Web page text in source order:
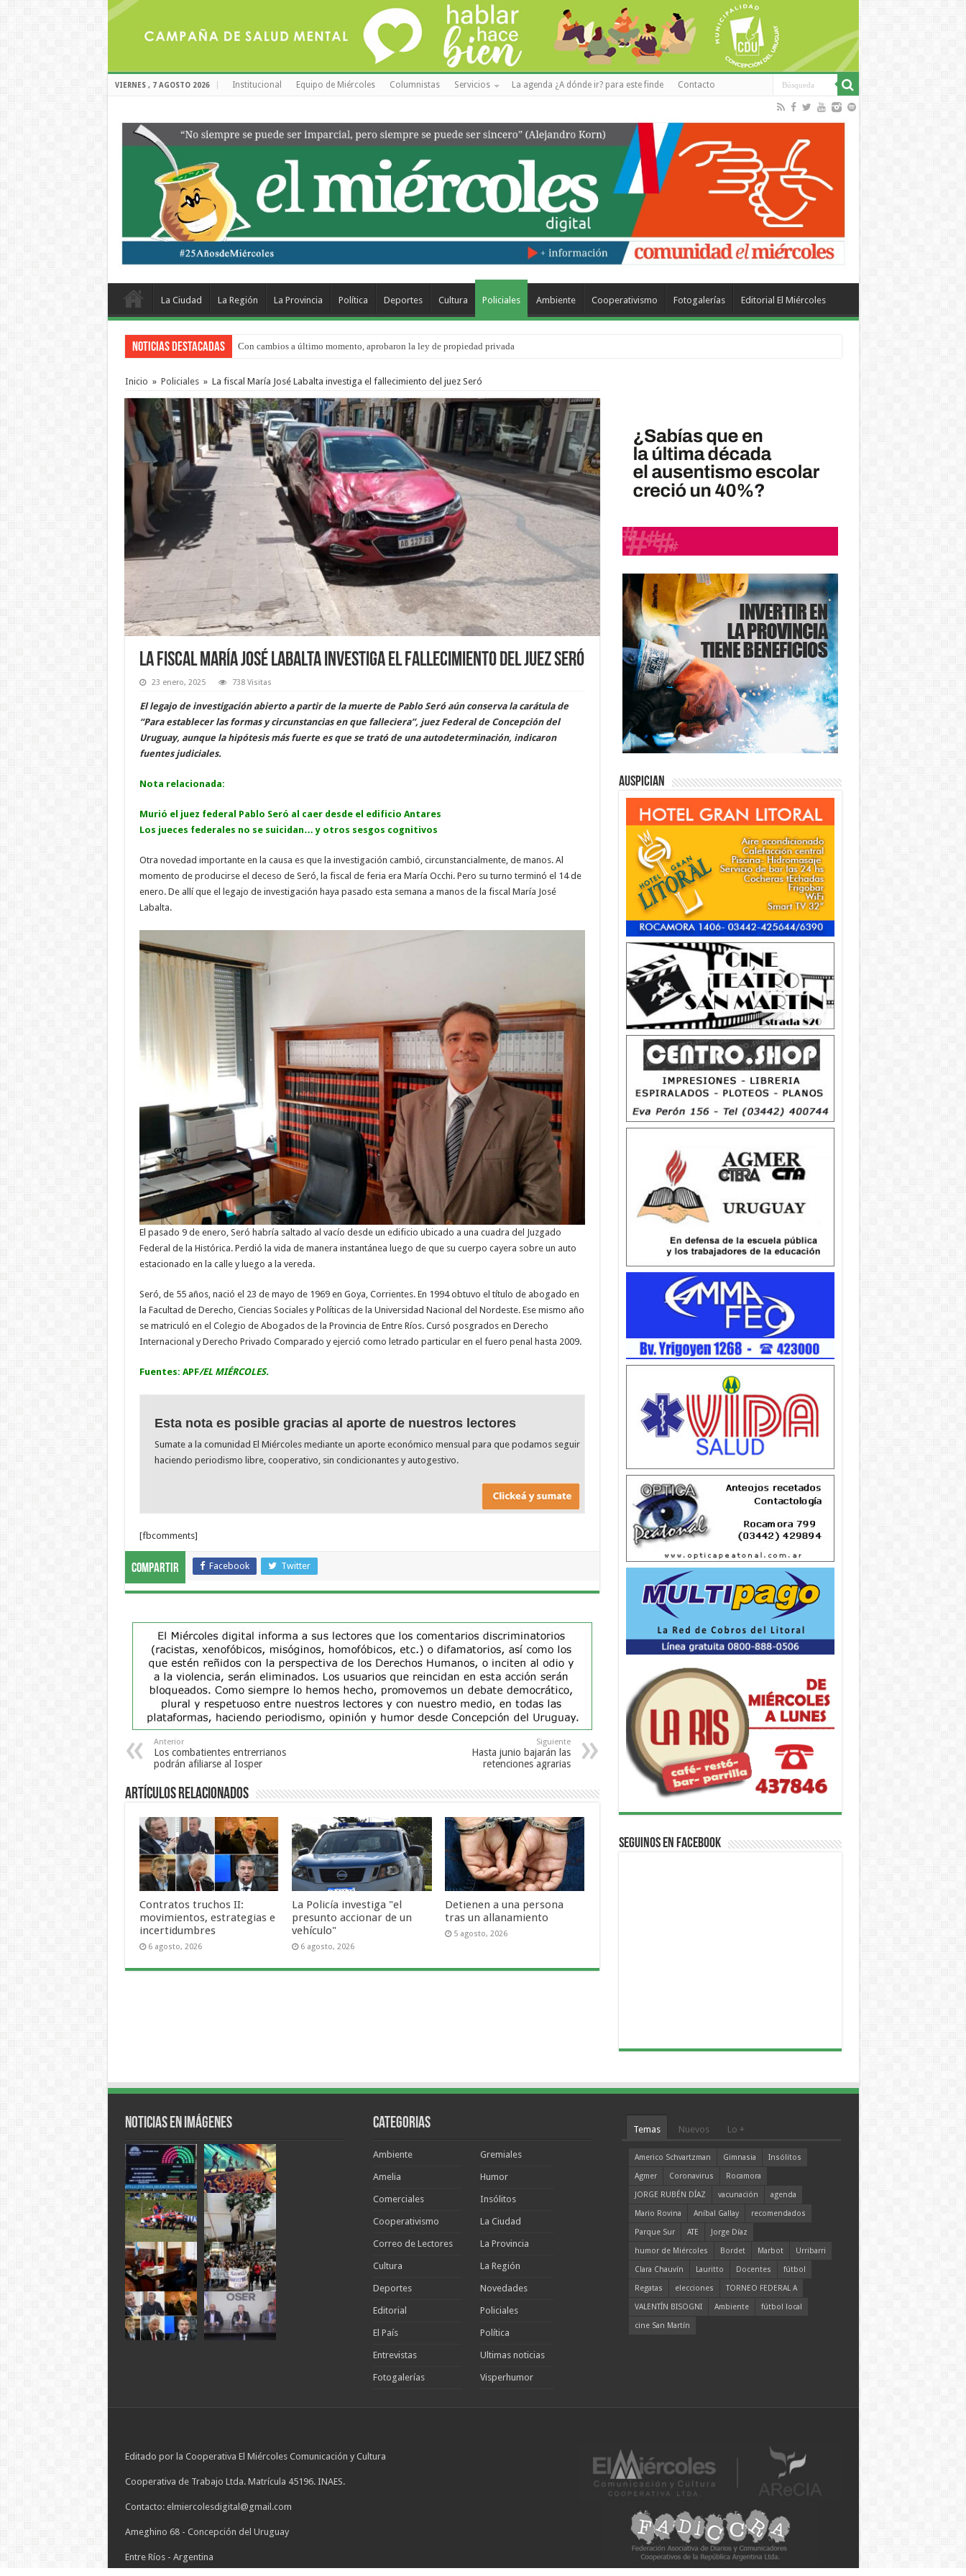
VIERNES , 7 AGOSTO 2026 Institucional Equipo de Miércoles Columnistas Servicios La agenda ¿A dónde ir? para este finde Contacto
La Ciudad La Región La Provincia Política Deportes Cultura Policiales Ambiente Cooperativismo Fotogalerías Editorial El Miércoles
Noticias Destacadas Con cambios a último momento, aprobaron la ley de propiedad privada
Del viernes 7 al domingo 9 de agosto: la agenda ¿A dónde ir? para este finde
Inicio » Policiales » La fiscal María José Labalta investiga el fallecimiento del juez Seró
La fiscal María José Labalta investiga el fallecimiento del juez Seró
23 enero, 2025 738 Visitas
El legajo de investigación abierto a partir de la muerte de Pablo Seró aún conserva la carátula de
“Para establecer las formas y circunstancias en que falleciera”, juez Federal de Concepción del
Uruguay, aunque la hipótesis más fuerte es que se trató de una autodeterminación, indicaron
fuentes judiciales.
Nota relacionada:
Murió el juez federal Pablo Seró al caer desde el edificio Antares
Los jueces federales no se suicidan… y otros sesgos cognitivos
Otra novedad importante en la causa es que la investigación cambió, circunstancialmente, de manos. Al
momento de producirse el deceso de Seró, la fiscal de feria era María Occhi. Pero su turno terminó el 14 de
enero. De allí que el legajo de investigación haya pasado esta semana a manos de la fiscal María José
Labalta.
El pasado 9 de enero, Seró habría saltado al vacío desde un edificio ubicado a una cuadra del Juzgado
Federal de la Histórica. Perdió la vida de manera instantánea luego de que su cuerpo cayera sobre un auto
estacionado en la calle y luego a la vereda.
Seró, de 55 años, nació el 23 de mayo de 1969 en Goya, Corrientes. En 1994 obtuvo el título de abogado en
la Facultad de Derecho, Ciencias Sociales y Políticas de la Universidad Nacional del Nordeste. Ese mismo año
se matriculó en el Colegio de Abogados de la Provincia de Entre Ríos. Cursó posgrados en Derecho
Internacional y Derecho Privado Comparado y ejerció como letrado particular en el fuero penal hasta 2009.
Fuentes: APF/EL MIÉRCOLES.
Esta nota es posible gracias al aporte de nuestros lectores
Sumate a la comunidad El Miércoles mediante un aporte económico mensual para que podamos seguir
haciendo periodismo libre, cooperativo, sin condicionantes y autogestivo.
[fbcomments]
Compartir Facebook Twitter
Anterior
Los combatientes entrerrianos
podrán afiliarse al Iosper
Siguiente
Hasta junio bajarán las
retenciones agrarias
Artículos Relacionados
Contratos truchos II:
movimientos, estrategias e
incertidumbres
6 agosto, 2026
La Policía investiga "el
presunto accionar de un
vehículo"
6 agosto, 2026
Detienen a una persona
tras un allanamiento
5 agosto, 2026
Auspician
Seguinos en Facebook
Noticias en Imágenes Categorias
Ambiente
Amelia
Comerciales
Cooperativismo
Correo de Lectores
Cultura
Deportes
Editorial
El País
Entrevistas
Fotogalerías
Gremiales
Humor
Insólitos
La Ciudad
La Provincia
La Región
Novedades
Policiales
Política
Ultimas noticias
Visperhumor
Temas Nuevos Lo +
Americo Schvartzman Gimnasia
Insólitos
Agmer
Coronavirus
Rocamora
JORGE RUBÉN DÍAZ
vacunación
agenda
Mario Rovina
Aníbal Gallay
recomendados
Parque Sur
ATE
Jorge Díaz
humor de Miércoles
Bordet Marbot
Urribarri
Clara Chauvín
Lauritto Docentes
fútbol
Regatas
elecciones
TORNEO FEDERAL A
VALENTÍN BISOGNI
Ambiente
fútbol local
cine San Martín
Editado por la Cooperativa El Miércoles Comunicación y Cultura
Cooperativa de Trabajo Ltda. Matrícula 45196. INAES.
Contacto: elmiercolesdigital@gmail.com
Ameghino 68 - Concepción del Uruguay
Entre Ríos - Argentina